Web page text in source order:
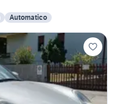
Automatico